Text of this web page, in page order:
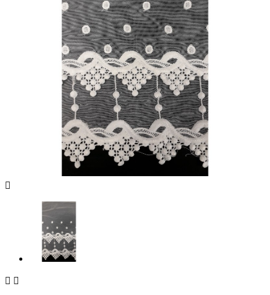

 